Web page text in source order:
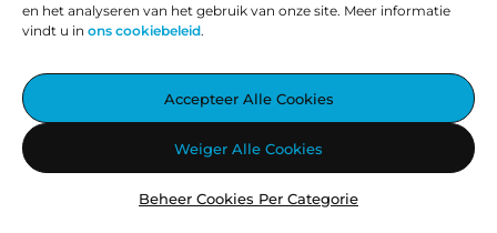
en het analyseren van het gebruik van onze site. Meer informatie
vindt u in ons cookiebeleid.
Accepteer Alle Cookies
Weiger Alle Cookies
Beheer Cookies Per Categorie
Aggiez.nl – Altijd Iets Interessants te Lezen.
Ontdek een wereld vol inspirerende blogs en artikelen, zorgvuldig
geselecteerd om jouw dag te verrijken.